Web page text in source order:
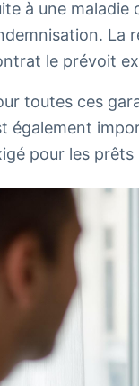
à une maladie
La
le prévoit
toutes ces
également
pour les